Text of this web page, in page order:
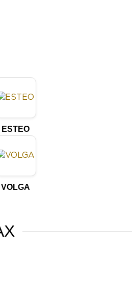
ESTEO
VOLGA